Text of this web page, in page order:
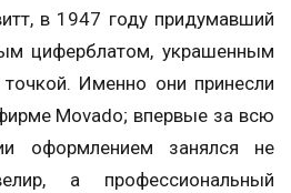
в 1947 году придумавший
циферблатом, украшенным
Именно они принесли
Movado; впервые за всю
оформлением занялся не
а профессиональный